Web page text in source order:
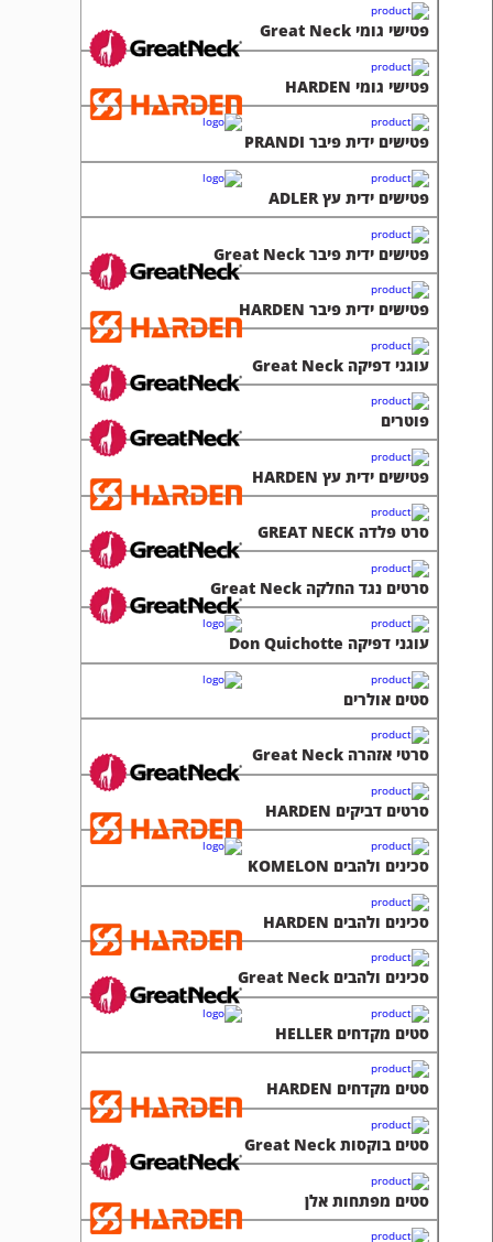
פטישי גומי Great Neck
פטישי גומי HARDEN
פטישים ידית פיבר PRANDI
פטישים ידית עץ ADLER
פטישים ידית פיבר Great Neck
פטישים ידית פיבר HARDEN
עוגני דפיקה Great Neck
פוטרים
פטישים ידית עץ HARDEN
סרט פלדה GREAT NECK
סרטים נגד החלקה Great Neck
עוגני דפיקה Don Quichotte
סטים אולרים
סרטי אזהרה Great Neck
סרטים דביקים HARDEN
סכינים ולהבים KOMELON
סכינים ולהבים HARDEN
סכינים ולהבים Great Neck
סטים מקדחים HELLER
סטים מקדחים HARDEN
סטים בוקסות Great Neck
סטים מפתחות אלן